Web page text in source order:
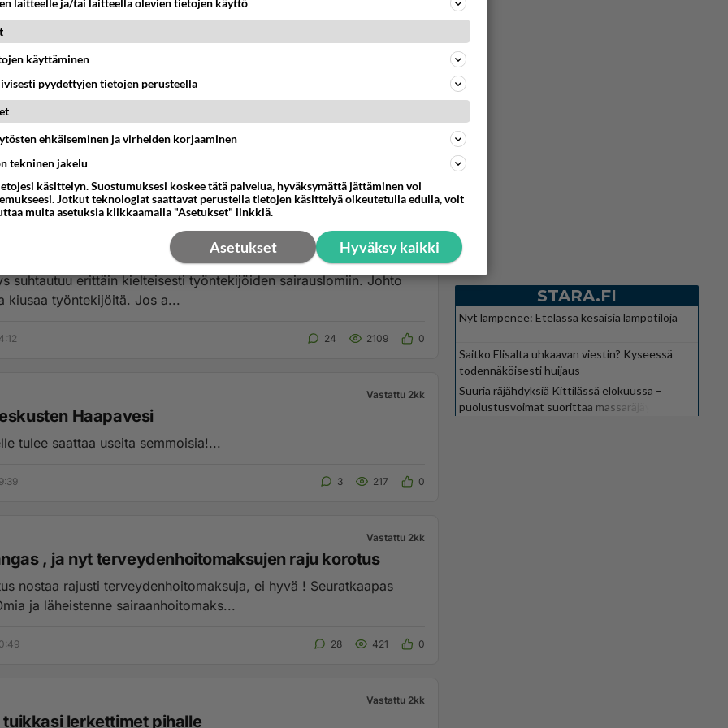
MIKSEI?...
Vastattu 2kk
Oy on hirveä työpaikka.
suhtautuu erittäin kielteisesti työntekijöiden sairauslomiin. Johto
kiusaa työntekijöitä. Jos a...
24 2109 0
Vastattu 2kk
Haapavesi
tulee saattaa useita semmoisia!...
3 217 0
Vastattu 2kk
, ja nyt terveydenhoitomaksujen raju korotus
nostaa rajusti terveydenhoitomaksuja, ei hyvä ! Seuratkaapas
ja läheistenne sairaanhoitomaks...
28 421 0
Vastattu 2kk
lerkettimet pihalle
STARA.FI
Nyt lämpenee: Etelässä kesäisiä lämpötiloja
Saitko Elisalta uhkaavan viestin? Kyseessä
todennäköisesti huijaus
Suuria räjähdyksiä Kittilässä elokuussa –
puolustusvoimat suorittaa massaräjäytyksiä
laitteelle ja/tai laitteella olevien tietojen käyttö
käyttäminen
pyydettyjen tietojen perusteella
ehkäiseminen ja virheiden korjaaminen
tekninen jakelu
käsittelyn. Suostumuksesi koskee tätä palvelua, hyväksymättä jättäminen voi
Jotkut teknologiat saattavat perustella tietojen käsittelyä oikeutetulla edulla, voit
muita asetuksia klikkaamalla "Asetukset" linkkiä.
Hyväksy kaikki
Asetukset